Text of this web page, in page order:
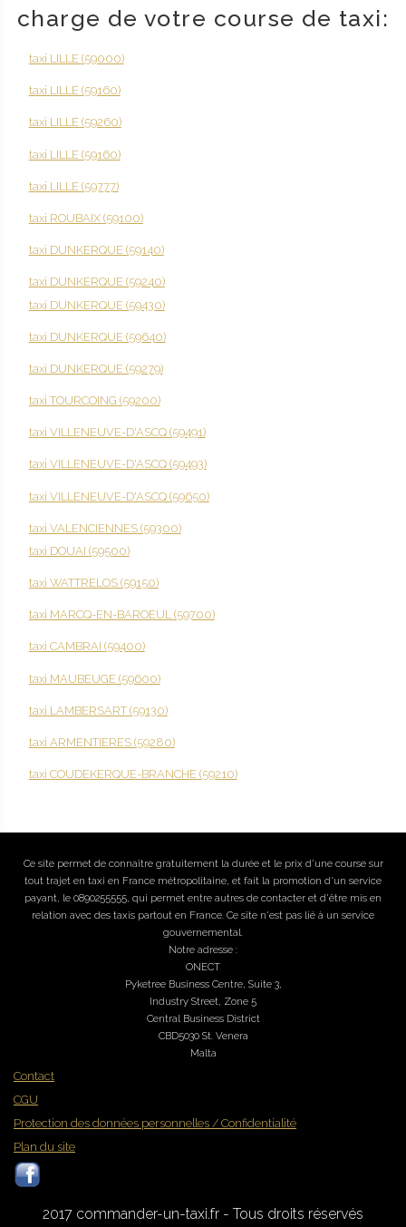
charge de votre course de taxi:
taxi LILLE (59000)
taxi LILLE (59160)
taxi LILLE (59260)
taxi LILLE (59160)
taxi LILLE (59777)
taxi ROUBAIX (59100)
taxi DUNKERQUE (59140)
taxi DUNKERQUE (59240)
taxi DUNKERQUE (59430)
taxi DUNKERQUE (59640)
taxi DUNKERQUE (59279)
taxi TOURCOING (59200)
taxi VILLENEUVE-D'ASCQ (59491)
taxi VILLENEUVE-D'ASCQ (59493)
taxi VILLENEUVE-D'ASCQ (59650)
taxi VALENCIENNES (59300)
taxi DOUAI (59500)
taxi WATTRELOS (59150)
taxi MARCQ-EN-BAROEUL (59700)
taxi CAMBRAI (59400)
taxi MAUBEUGE (59600)
taxi LAMBERSART (59130)
taxi ARMENTIERES (59280)
taxi COUDEKERQUE-BRANCHE (59210)
Ce site permet de connaître gratuitement la durée et le prix d'une course sur
tout trajet en taxi en France métropolitaine, et fait la promotion d'un service
payant, le 0890255555, qui permet entre autres de contacter et d'être mis en
relation avec des taxis partout en France. Ce site n'est pas lié à un service
gouvernemental.
Notre adresse :
ONECT
Pyketree Business Centre, Suite 3,
Industry Street, Zone 5
Central Business District
CBD5030 St. Venera
Malta
Contact
CGU
Protection des données personnelles / Confidentialité
Plan du site
2017 commander-un-taxi.fr - Tous droits réservés